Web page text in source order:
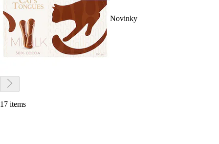
Novinky
17 items